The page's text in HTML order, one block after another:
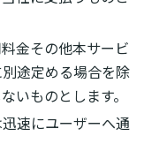
金その他本サービ
途定める場合を除
いものとします。
速にユーザーへ通